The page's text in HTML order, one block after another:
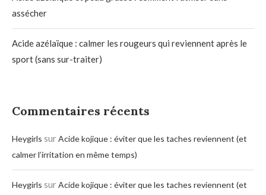
assécher
Acide azélaïque : calmer les rougeurs qui reviennent après le
sport (sans sur-traiter)
Commentaires récents
Heygirls surAcide kojique : éviter que les taches reviennent (et
calmer l’irritation en même temps)
Heygirls surAcide kojique : éviter que les taches reviennent (et